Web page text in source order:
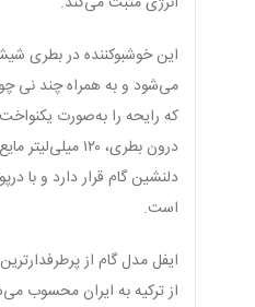
این خوشبوکننده در بطری
می‌شود و به همراه چند نی
که رایحه را به‌صورت
درون بطری، ۱۲۰
دلنشین گام قرار دارد و با
است.
ایفل مدل گام از
از ترکیه به ایران محسوب